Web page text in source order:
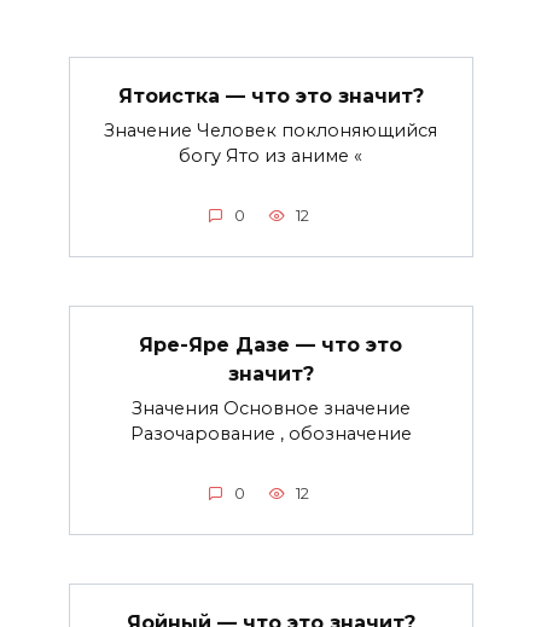
Ятоистка — что это значит?
Значение Человек поклоняющийся
богу Ято из аниме «
0 12
Яре-Яре Дазе — что это
значит?
Значения Основное значение
Разочарование , обозначение
0 12